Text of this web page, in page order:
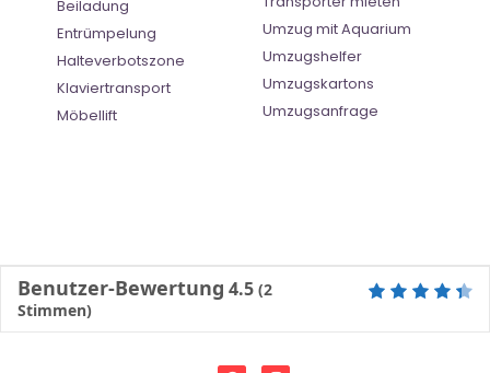
Beiladung
Entrümpelung
Halteverbotszone
Klaviertransport
Möbellift
Umzug mit Aquarium
Umzugshelfer
Umzugskartons
Umzugsanfrage
Benutzer-Bewertung 4.5 (2
Stimmen)